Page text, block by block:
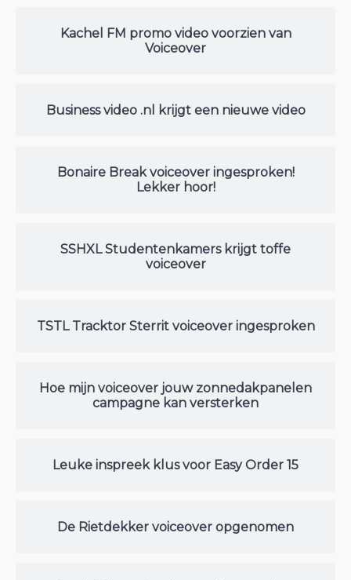
Kachel FM promo video voorzien van
Voiceover
Business video .nl krijgt een nieuwe video
Bonaire Break voiceover ingesproken!
Lekker hoor!
SSHXL Studentenkamers krijgt toffe
voiceover
TSTL Tracktor Sterrit voiceover ingesproken
Hoe mijn voiceover jouw zonnedakpanelen
campagne kan versterken
Leuke inspreek klus voor Easy Order 15
De Rietdekker voiceover opgenomen